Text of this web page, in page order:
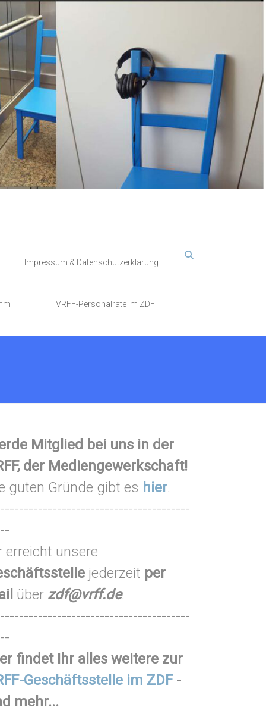
Impressum & Datenschutzerklärung
VRFF-Personalräte im ZDF
Mitglied bei uns in der
der Mediengewerkschaft!
guten Gründe gibt es hier.
erreicht unsere
jederzeit per
über zdf@vrff.de.
findet Ihr alles weitere zur
Geschäftsstelle im ZDF-
mehr...